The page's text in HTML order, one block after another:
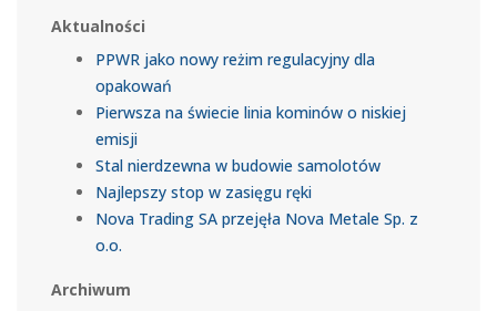
Aktualności
PPWR jako nowy reżim regulacyjny dla
opakowań
Pierwsza na świecie linia kominów o niskiej
emisji
Stal nierdzewna w budowie samolotów
Najlepszy stop w zasięgu ręki
Nova Trading SA przejęła Nova Metale Sp. z
o.o.
Archiwum